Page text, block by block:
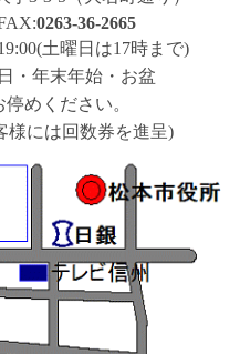
0263-36-2665
土曜日は17時まで)
・年末年始・お盆
めください。
には回数券を進呈)